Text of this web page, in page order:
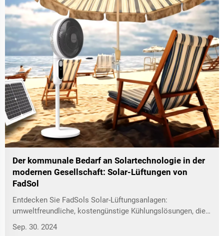
Der kommunale Bedarf an Solartechnologie in der
modernen Gesellschaft: Solar-Lüftungen von
FadSol
Entdecken Sie FadSols Solar-Lüftungsanlagen:
umweltfreundliche, kostengünstige Kühlungslösungen, die
erneuerbare Energie nutzen und vielseitig einsetzbar sind.
Sep. 30. 2024